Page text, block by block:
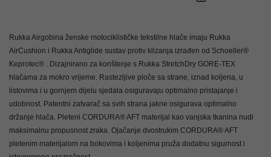
Rukka Airgobina ženske motociklističke tekstilne hlače imaju Rukka
AirCushion i Rukka Antiglide sustav protiv klizanja izrađen od Schoeller®
Keprotec® . Dizajnirano za korištenje s Rukka StretchDry GORE-TEX
hlačama za mokro vrijeme. Rastezljive ploče sa strane, iznad koljena, u
listovima i u gornjem dijelu sjedala osiguravaju optimalno pristajanje i
udobnost. Patentni zatvarač sa svih strana jakne osigurava optimalno
držanje hlača. Pleteni CORDURA® AFT materijal kao vanjska tkanina nudi
maksimalnu propusnost zraka. Ojačanje dvostrukim CORDURA® AFT
pletenim materijalom na bokovima i koljenima pruža dodatnu sigurnost i